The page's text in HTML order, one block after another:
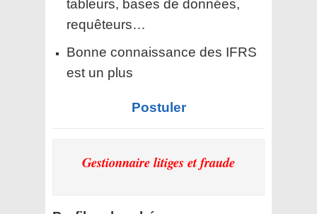
tableurs, bases de données,
requêteurs…
Bonne connaissance des IFRS
est un plus
Postuler
Gestionnaire litiges et fraude